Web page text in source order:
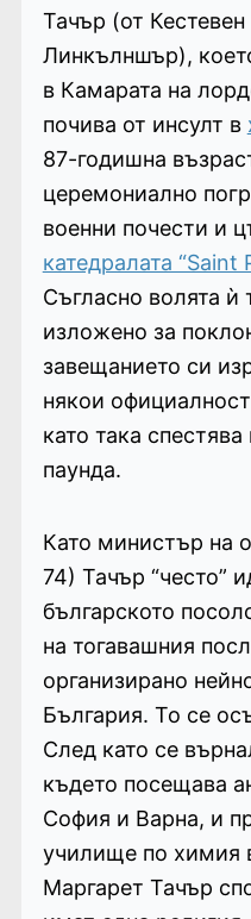
Тачър (от Кестевен
Линкълншър),
в Камарата на
почива от инсулт в
87-годишна
церемониално
военни почести и
катедралата “Saint
Съгласно волята ѝ
изложено за
завещанието си
някои
като така
паунда.
Като министър на
74) Тачър “често”
българското
на тогавашния
организирано
България. То се
След като се
където посещава
София и Варна, и
училище по химия
Маргарет Тачър